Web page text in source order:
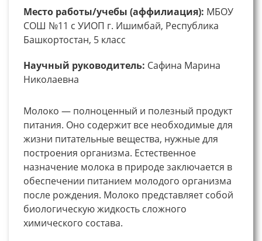
Место работы/учебы (аффилиация): МБОУ
СОШ №11 с УИОП г. Ишимбай, Республика
Башкортостан, 5 класс
Научный руководитель: Сафина Марина
Николаевна
Молоко — полноценный и полезный продукт
питания. Оно содержит все необходимые для
жизни питательные вещества, нужные для
построения организма. Естественное
назначение молока в природе заключается в
обеспечении питанием молодого организма
после рождения. Молоко представляет собой
биологическую жидкость сложного
химического состава.